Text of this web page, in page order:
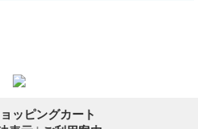
ッピングカート